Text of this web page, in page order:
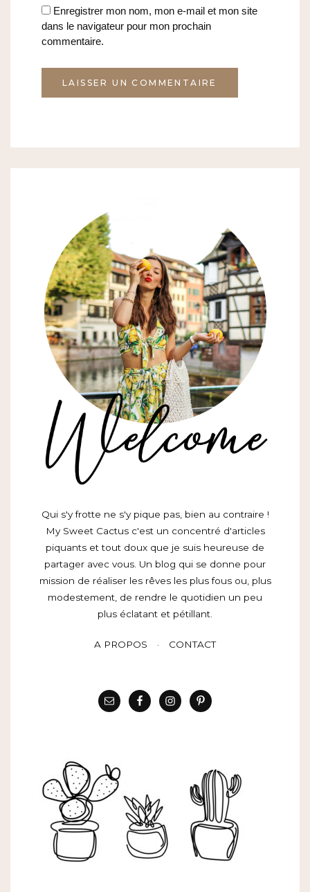
Enregistrer mon nom, mon e-mail et mon site
dans le navigateur pour mon prochain
commentaire.
Qui s'y frotte ne s'y pique pas, bien au contraire !
My Sweet Cactus c'est un concentré d'articles
piquants et tout doux que je suis heureuse de
partager avec vous. Un blog qui se donne pour
mission de réaliser les rêves les plus fous ou, plus
modestement, de rendre le quotidien un peu
plus éclatant et pétillant.
A PROPOS CONTACT